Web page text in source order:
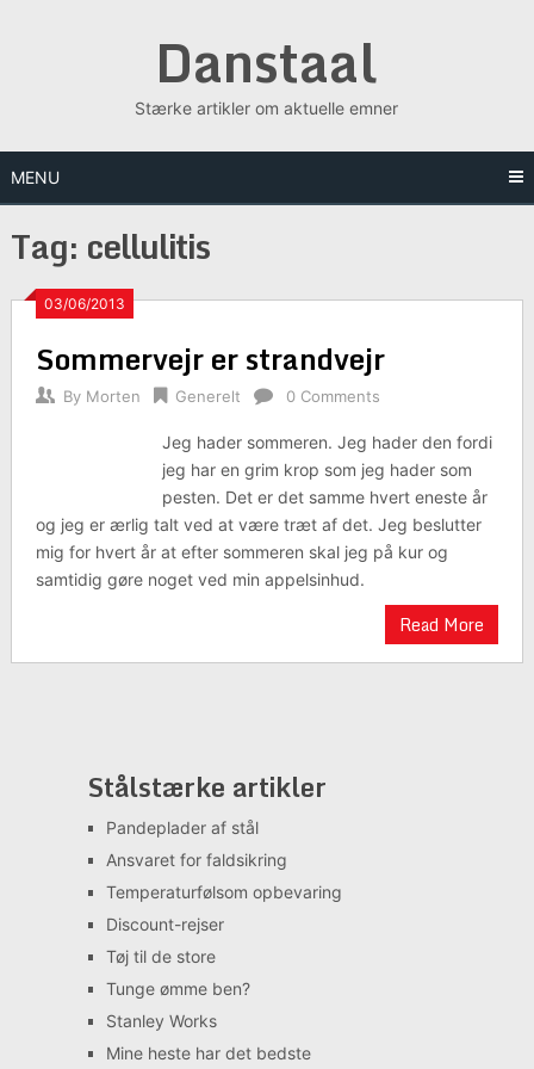
Danstaal
Stærke artikler om aktuelle emner
MENU
Tag: cellulitis
03/06/2013
Sommervejr er strandvejr
By Morten Generelt 0 Comments
Jeg hader sommeren. Jeg hader den fordi
jeg har en grim krop som jeg hader som
pesten. Det er det samme hvert eneste år
og jeg er ærlig talt ved at være træt af det. Jeg beslutter
mig for hvert år at efter sommeren skal jeg på kur og
samtidig gøre noget ved min appelsinhud.
Read More
Stålstærke artikler
Pandeplader af stål
Ansvaret for faldsikring
Temperaturfølsom opbevaring
Discount-rejser
Tøj til de store
Tunge ømme ben?
Stanley Works
Mine heste har det bedste